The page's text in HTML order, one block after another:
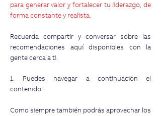
para generar valor y fortalecer tu liderazgo, de
forma constante y realista.
Recuerda compartir y conversar sobre las
recomendaciones aquí disponibles con la
gente cerca a ti.
1. Puedes navegar a continuación el
contenido.
Como siempre también podrás aprovechar los